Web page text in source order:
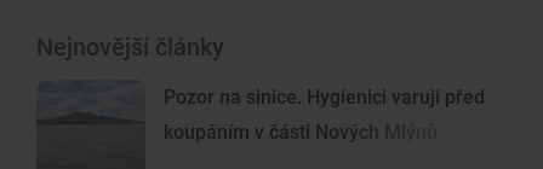
Nejnovější články
Pozor na sinice. Hygienici varují před
koupáním v části Nových Mlýnů